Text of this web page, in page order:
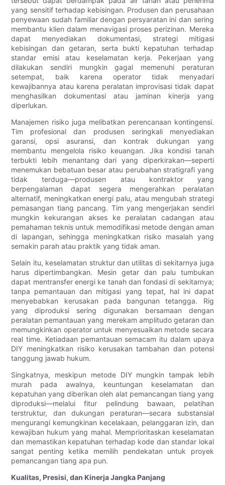
yang sensitif terhadap kebisingan. Produsen dan perusahaan
penyewaan sudah familiar dengan persyaratan ini dan sering
membantu klien dalam menavigasi proses perizinan. Mereka
dapat menyediakan dokumentasi, strategi mitigasi
kebisingan dan getaran, serta bukti kepatuhan terhadap
standar emisi atau keselamatan kerja. Pekerjaan yang
dilakukan sendiri mungkin gagal memenuhi peraturan
setempat, baik karena operator tidak menyadari
kewajibannya atau karena peralatan improvisasi tidak dapat
menghasilkan dokumentasi atau jaminan kinerja yang
diperlukan.
Manajemen risiko juga melibatkan perencanaan kontingensi.
Tim profesional dan produsen seringkali menyediakan
garansi, opsi asuransi, dan kontrak dukungan yang
membantu mengelola risiko keuangan. Jika kondisi tanah
terbukti lebih menantang dari yang diperkirakan—seperti
menemukan bebatuan besar atau perubahan stratigrafi yang
tidak terduga—produsen atau kontraktor yang
berpengalaman dapat segera mengerahkan peralatan
alternatif, meningkatkan energi palu, atau mengubah strategi
pemasangan tiang pancang. Tim yang mengerjakan sendiri
mungkin kekurangan akses ke peralatan cadangan atau
pemahaman teknis untuk memodifikasi metode dengan aman
di lapangan, sehingga meningkatkan risiko masalah yang
semakin parah atau praktik yang tidak aman.
Selain itu, keselamatan struktur dan utilitas di sekitarnya juga
harus dipertimbangkan. Mesin getar dan palu tumbukan
dapat mentransfer energi ke tanah dan fondasi di sekitarnya;
tanpa pemantauan dan mitigasi yang tepat, hal ini dapat
menyebabkan kerusakan pada bangunan tetangga. Rig
yang diproduksi sering digunakan bersamaan dengan
peralatan pemantauan yang merekam amplitudo getaran dan
memungkinkan operator untuk menyesuaikan metode secara
real time. Ketiadaan pemantauan semacam itu dalam upaya
DIY meningkatkan risiko kerusakan tambahan dan potensi
tanggung jawab hukum.
Singkatnya, meskipun metode DIY mungkin tampak lebih
murah pada awalnya, keuntungan keselamatan dan
kepatuhan yang diberikan oleh alat pemancangan tiang yang
diproduksi—melalui fitur pelindung bawaan, pelatihan
terstruktur, dan dukungan peraturan—secara substansial
mengurangi kemungkinan kecelakaan, pelanggaran izin, dan
kewajiban hukum yang mahal. Memprioritaskan keselamatan
dan memastikan kepatuhan terhadap kode dan standar lokal
sangat penting ketika memilih pendekatan untuk proyek
pemancangan tiang apa pun.
Kualitas, Presisi, dan Kinerja Jangka Panjang